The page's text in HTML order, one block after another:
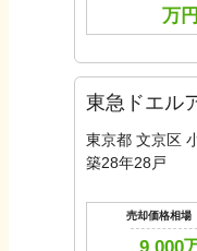
万円
東急ドエル
東京都 文京区
築28年28 戸
売却価格相場
9,000